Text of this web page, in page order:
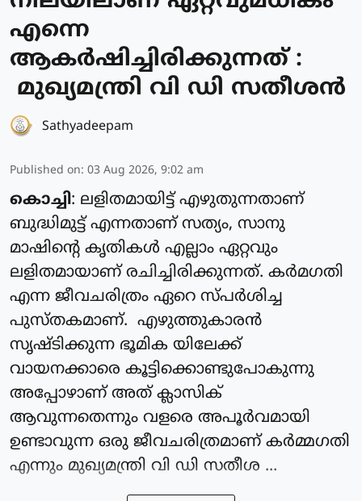
എന്നെ
ആകർഷിച്ചിരിക്കുന്നത് :
മുഖ്യമന്ത്രി വി ഡി സതീശൻ
Sathyadeepam
Published on: 03 Aug 2026, 9:02 am
കൊച്ചി: ലളിതമായിട്ട് എഴുതുന്നതാണ്
ബുദ്ധിമുട്ട് എന്നതാണ് സത്യം, സാനു
മാഷിന്റെ കൃതികൾ എല്ലാം ഏറ്റവും
ലളിതമായാണ് രചിച്ചിരിക്കുന്നത്. കർമഗതി
എന്ന ജീവചരിത്രം ഏറെ സ്പർശിച്ച
പുസ്തകമാണ്. എഴുത്തുകാരൻ
സൃഷ്ടിക്കുന്ന ഭൂമിക യിലേക്ക്
വായനക്കാരെ കൂട്ടിക്കൊണ്ടുപോകുന്നു
അപ്പോഴാണ് അത് ക്ലാസിക്
ആവുന്നതെന്നും വളരെ അപൂർവമായി
ഉണ്ടാവുന്ന ഒരു ജീവചരിത്രമാണ് കർമ്മഗതി
എന്നും മുഖ്യമന്ത്രി വി ഡി സതീശ ...